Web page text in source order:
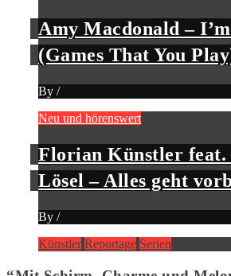
Amy Macdonald –
(Games That You
By /
Neu und hörenswert
Florian Künstler feat.
Lösel – Alles geht
By /
Künstler Reportage Serien